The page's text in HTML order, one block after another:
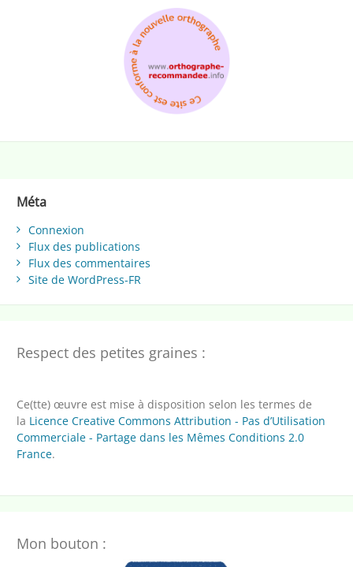
Méta
Connexion
Flux des publications
Flux des commentaires
Site de WordPress-FR
Respect des petites graines :
Ce(tte) œuvre est mise à disposition selon les termes de
la Licence Creative Commons Attribution - Pas d’Utilisation
Commerciale - Partage dans les Mêmes Conditions 2.0
France.
Mon bouton :